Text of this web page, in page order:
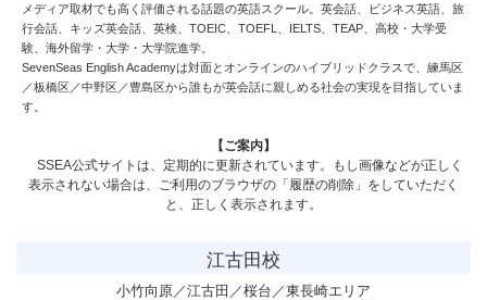
メディア取材でも高く評価される話題の英語スクール。英会話、ビジネス英語、旅
行会話、キッズ英会話、英検、TOEIC、TOEFL、IELTS、TEAP、高校・大学受
験、海外留学・大学・大学院進学。
SevenSeas English Academyは対面とオンラインのハイブリッドクラスで、練馬区
／板橋区／中野区／豊島区から誰もが英会話に親しめる社会の実現を目指していま
す。
【ご案内】
SSEA公式サイトは、定期的に更新されています。もし画像などが正しく
表示されない場合は、ご利用のブラウザの「履歴の削除」をしていただく
と、正しく表示されます。
江古田校
小竹向原／江古田／桜台／東長崎エリア